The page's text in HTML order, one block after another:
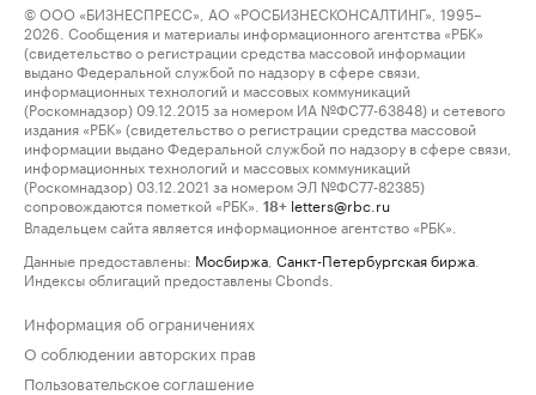
© ООО «БИЗНЕСПРЕСС», АО «РОСБИЗНЕСКОНСАЛТИНГ», 1995–
2026. Сообщения и материалы информационного агентства «РБК»
(свидетельство о регистрации средства массовой информации
выдано Федеральной службой по надзору в сфере связи,
информационных технологий и массовых коммуникаций
(Роскомнадзор) 09.12.2015 за номером ИА №ФС77-63848) и сетевого
издания «РБК» (свидетельство о регистрации средства массовой
информации выдано Федеральной службой по надзору в сфере связи,
информационных технологий и массовых коммуникаций
(Роскомнадзор) 03.12.2021 за номером ЭЛ №ФС77-82385)
сопровождаются пометкой «РБК».
18+ letters@rbc.ru
Владельцем сайта является информационное агентство «РБК».
Данные предоставлены: Мосбиржа Санкт-Петербургская биржа
Индексы облигаций предоставлены Cbonds.
Информация об ограничениях
О соблюдении авторских прав
Пользовательское соглашение